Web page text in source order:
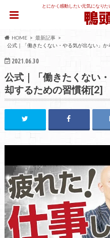
とにかく感動したい元気になり
HOME
最新記事
公式｜「働きたくない・やる気が出ない」
2021.06.30
公式｜「働きたくない
却するための習慣術[2]